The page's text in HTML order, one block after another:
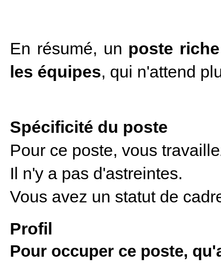
En résumé, un poste riche
les équipes, qui n'attend
Spécificité du poste
Pour ce poste, vous
Il n'y a pas d'astreintes.
Vous avez un statut de
Profil
Pour occuper ce poste,